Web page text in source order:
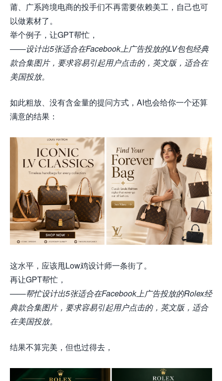
莆、广系跨境电商的投手们不再需要依赖美工，自己也可
以做素材了。
举个例子，让GPT帮忙，
——设计出5张适合在Facebook上广告投放的LV包包经典
款合集图片，要求容易引起用户点击的，英文版，适合在
美国投放。
如此粗放、没有含金量的提问方式，AI也会给你一个还算
满意的结果：
这水平，应该甩Low鸡设计师一条街了。
再让GPT帮忙，
——帮忙设计出5张适合在Facebook上广告投放的Rolex经
典款合集图片，要求容易引起用户点击的，英文版，适合
在美国投放。
结果不算完美，但也过得去，